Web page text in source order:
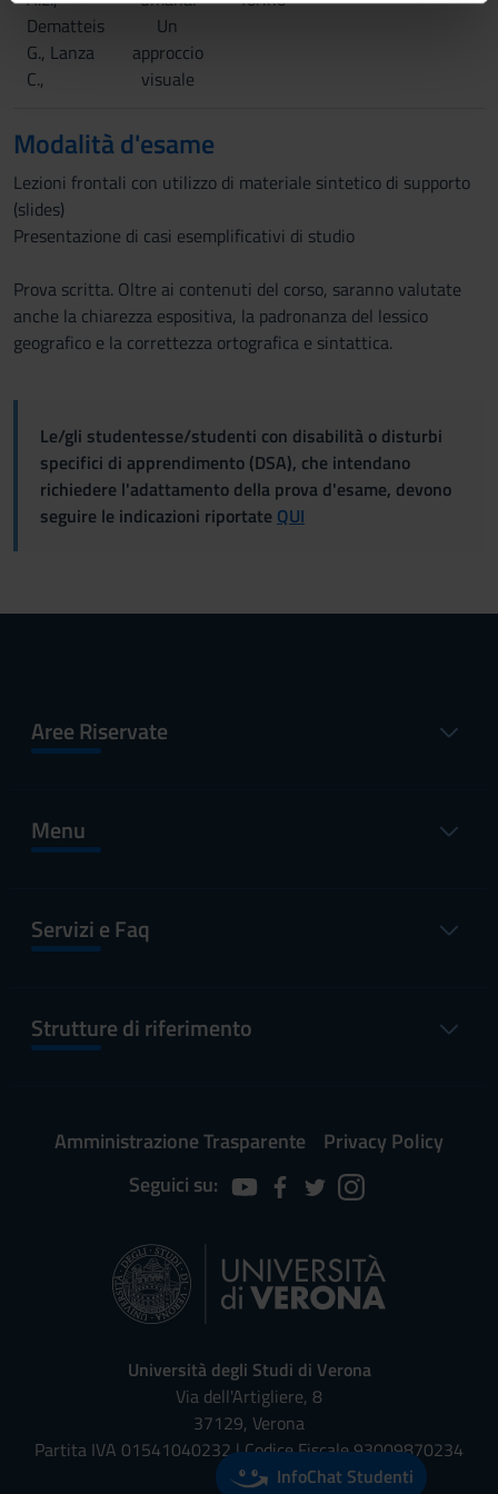
informazioni sul modo in cui utilizzi il nostro sito con i
nostri partner che si occupano di analisi dei dati web,
pubblicità e social media, i quali potrebbero combinarle
con altre informazioni che hai fornito loro o che hanno
Dematteis
G., Lanza
C.,
Un
approccio
visuale
Modalità d'esame
Lezioni frontali con utilizzo di materiale sintetico di supporto
(slides)
Presentazione di casi esemplificativi di studio
Prova scritta. Oltre ai contenuti del corso, saranno valutate
anche la chiarezza espositiva, la padronanza del lessico
geografico e la correttezza ortografica e sintattica.
Le/gli studentesse/studenti con disabilità o disturbi
specifici di apprendimento (DSA), che intendano
richiedere l'adattamento della prova d'esame, devono
seguire le indicazioni riportate QUI
Aree Riservate
Menu
Servizi e Faq
Strutture di riferimento
Amministrazione Trasparente
Privacy Policy
Seguici su:
Università degli Studi di Verona
Via dell'Artigliere, 8
37129, Verona
Partita IVA 01541040232 | Codice Fiscale 93009870234
InfoChat Studenti